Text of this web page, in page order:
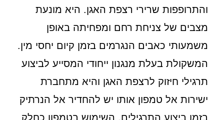
והתרופפות שרירי רצפת האגן. היא מונעת
מצבים של צניחת רחם ומפחיתה באופן
משמעותי כאבים הנגרמים בזמן קיום יחסי מין.
המשקולת בעלת מנגנון ייחודי המסייע לביצוע
תרגילי חיזוק לרצפת האגן והיא מתחברת
ישירות אל טמפון אותו יש להחדיר אל הנרתיק
בזמן ביצוע התרגילים. השימוש בטמפון כחלק